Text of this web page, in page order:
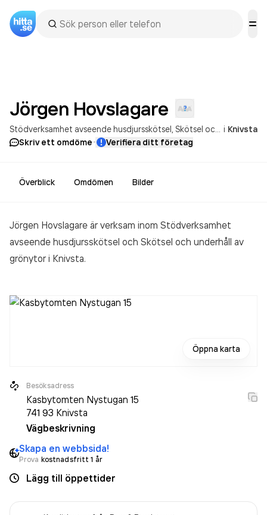
Jörgen Hovslagare
Stödverksamhet avseende husdjursskötsel Skötsel och underhåll av grönytor i Knivsta
Skriv ett omdöme· Verifiera ditt företag
Överblick Omdömen Bilder
Jörgen Hovslagare är verksam inom Stödverksamhet
avseende husdjursskötsel och Skötsel och underhåll av
grönytori Knivsta.
Öppna karta
Besöksadress
Kasbytomten Nystugan 15
741 93 Knivsta
Vägbeskrivning
Skapa en webbsida!
Prova kostnadsfritt 1 år
Lägg till öppettider